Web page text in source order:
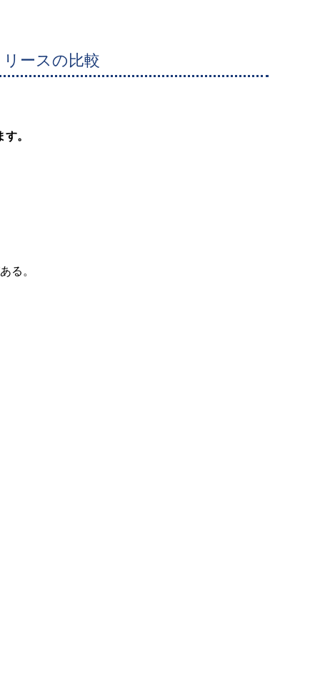
ースの比較
。
る。